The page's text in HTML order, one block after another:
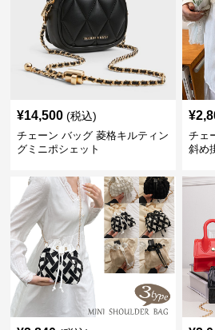
¥14,500 (税込)
チェーン バッグ 菱格キルティン
グミニポシェット
¥
チェ
斜め